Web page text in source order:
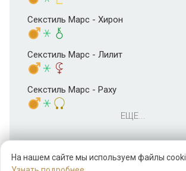
На нашем сайте мы используем файлы
Секстиль Марс - Хирон
Секстиль Марс - Лилит
Секстиль Марс - Раху
ЕЩЕ...